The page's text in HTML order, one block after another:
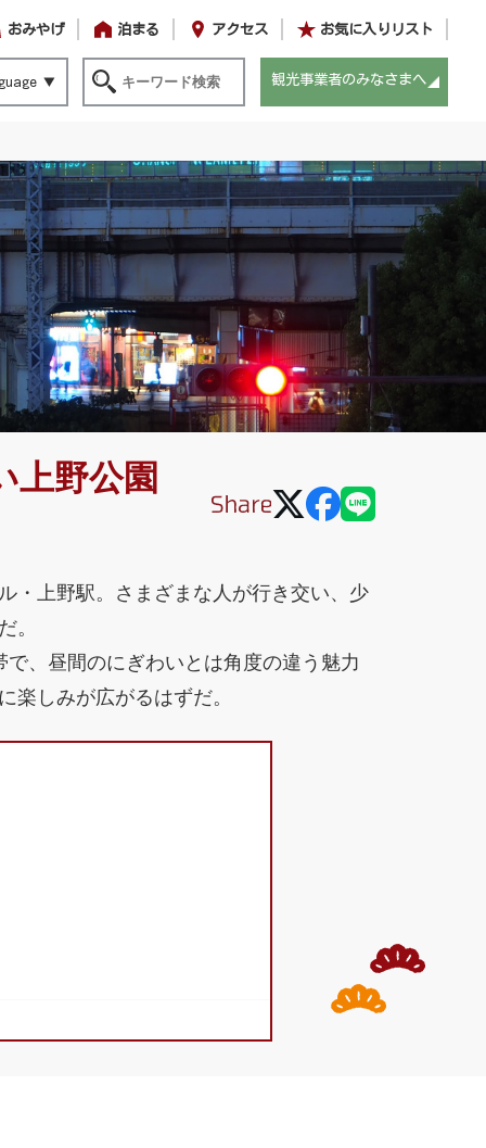
おみやげ 泊まる アクセス お気に入りリスト
観光事業者のみなさまへ
上野公園
・上野駅。さまざまな人が行き交い、少
。
、昼間のにぎわいとは角度の違う魅力
楽しみが広がるはずだ。